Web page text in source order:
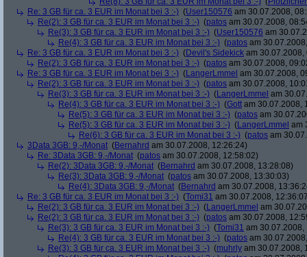
Re: 3 GB für ca. 3 EUR im Monat bei 3 :-) (User150576 am 30.07.2008,
Re(2): 3 GB für ca. 3 EUR im Monat bei 3 :-) (patos am 30.07.2008,
Re(3): 3 GB für ca. 3 EUR im Monat bei 3 :-) (User150576 am
Re(4): 3 GB für ca. 3 EUR im Monat bei 3 :-) (patos am
Re: 3 GB für ca. 3 EUR im Monat bei 3 :-) (Devil's Sidekick am 30.07.2008,
Re(2): 3 GB für ca. 3 EUR im Monat bei 3 :-) (patos am 30.07.2008,
Re: 3 GB für ca. 3 EUR im Monat bei 3 :-) (LangerLmmel am 30.07.2008,
Re(2): 3 GB für ca. 3 EUR im Monat bei 3 :-) (patos am 30.07.2008,
Re(3): 3 GB für ca. 3 EUR im Monat bei 3 :-) (LangerLmmel am
Re(4): 3 GB für ca. 3 EUR im Monat bei 3 :-) (Gott am 30.07.2008,
Re(5): 3 GB für ca. 3 EUR im Monat bei 3 :-) (patos am
Re(5): 3 GB für ca. 3 EUR im Monat bei 3 :-) (LangerLmmel am
Re(6): 3 GB für ca. 3 EUR im Monat bei 3 :-) (patos am
3Data 3GB: 9,-/Monat (Bernahrd am 30.07.2008, 12:26:24)
Re: 3Data 3GB: 9,-/Monat (patos am 30.07.2008, 12:58:02)
Re(2): 3Data 3GB: 9,-/Monat (Bernahrd am 30.07.2008, 13:28:08)
Re(3): 3Data 3GB: 9,-/Monat (patos am 30.07.2008, 13:30:03)
Re(4): 3Data 3GB: 9,-/Monat (Bernahrd am 30.07.2008,
Re: 3 GB für ca. 3 EUR im Monat bei 3 :-) (Tomi31 am 30.07.2008,
Re(2): 3 GB für ca. 3 EUR im Monat bei 3 :-) (LangerLmmel am
Re(2): 3 GB für ca. 3 EUR im Monat bei 3 :-) (patos am 30.07.2008,
Re(3): 3 GB für ca. 3 EUR im Monat bei 3 :-) (Tomi31 am 30.07.2008,
Re(4): 3 GB für ca. 3 EUR im Monat bei 3 :-) (patos am
Re(3): 3 GB für ca. 3 EUR im Monat bei 3 :-) (muhrly am 30.07.2008,